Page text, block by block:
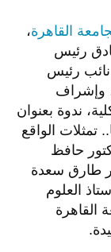
القاهرة،
رئيس
نائب رئيس
وإشراف
ندوة بعنوان
تمثلات الواقع
حافظ
طارق سعدة
العلوم
القاهرة